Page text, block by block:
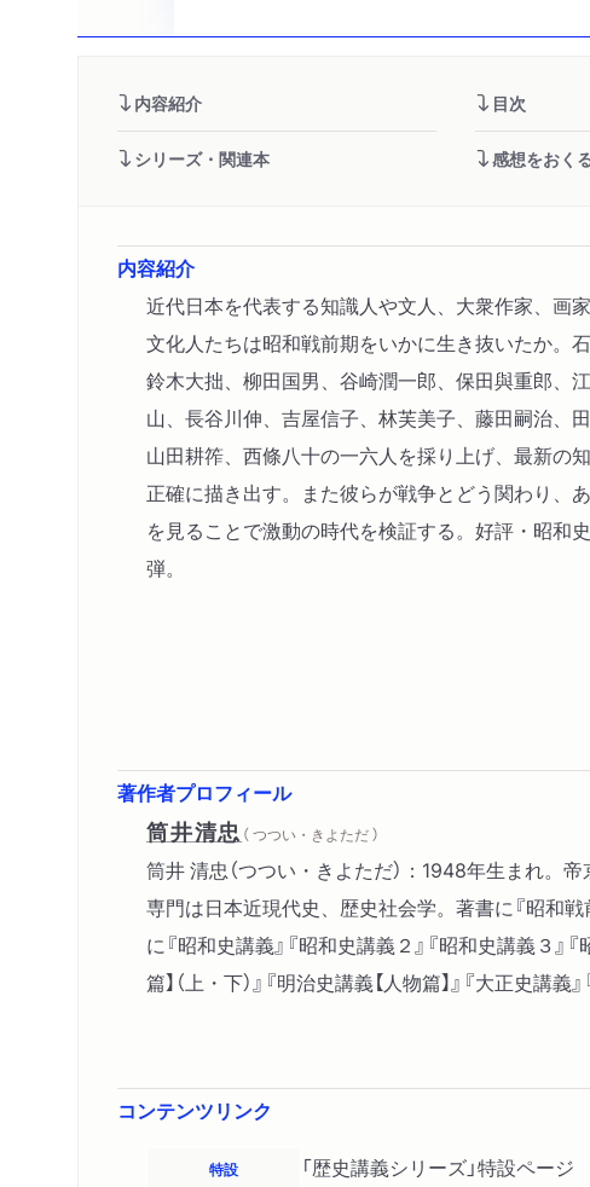
内容紹介 目次
シリーズ・関連本 感想をおく
内容紹介
近代日本を代表する知識人や文人、大衆作家、画
文化人たちは昭和戦前期をいかに生き抜いたか。石
鈴木大拙、柳田国男、谷崎潤一郎、保田與重郎、
山、長谷川伸、吉屋信子、林芙美子、藤田嗣治、田
山田耕筰、西條八十の一六人を採り上げ、最新の
正確に描き出す。また彼らが戦争とどう関わり、
を見ることで激動の時代を検証する。好評・昭和
弾。
著作者プロフィール
筒井清忠 （ つつい・きよただ ）
筒井 清忠（つつい・きよただ）：1948年生まれ。
専門は日本近現代史、歴史社会学。著書に『昭和戦
に『昭和史講義』『昭和史講義２』『昭和史講義３』『
篇】（上・下）』『明治史講義【人物篇】』『大正史講義
コンテンツリンク
特設 「歴史講義シリーズ」特設ページ